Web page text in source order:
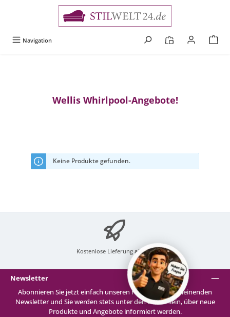
Navigation
Wellis Whirlpool-Angebote!
Keine Produkte gefunden.
Kostenlose Lieferung ab 99 €
Newsletter
Abonnieren Sie jetzt einfach unseren regelmäßig erscheinenden
Newsletter und Sie werden stets unter den Ersten sein, über neue
Produkte und Angebote informiert werden.